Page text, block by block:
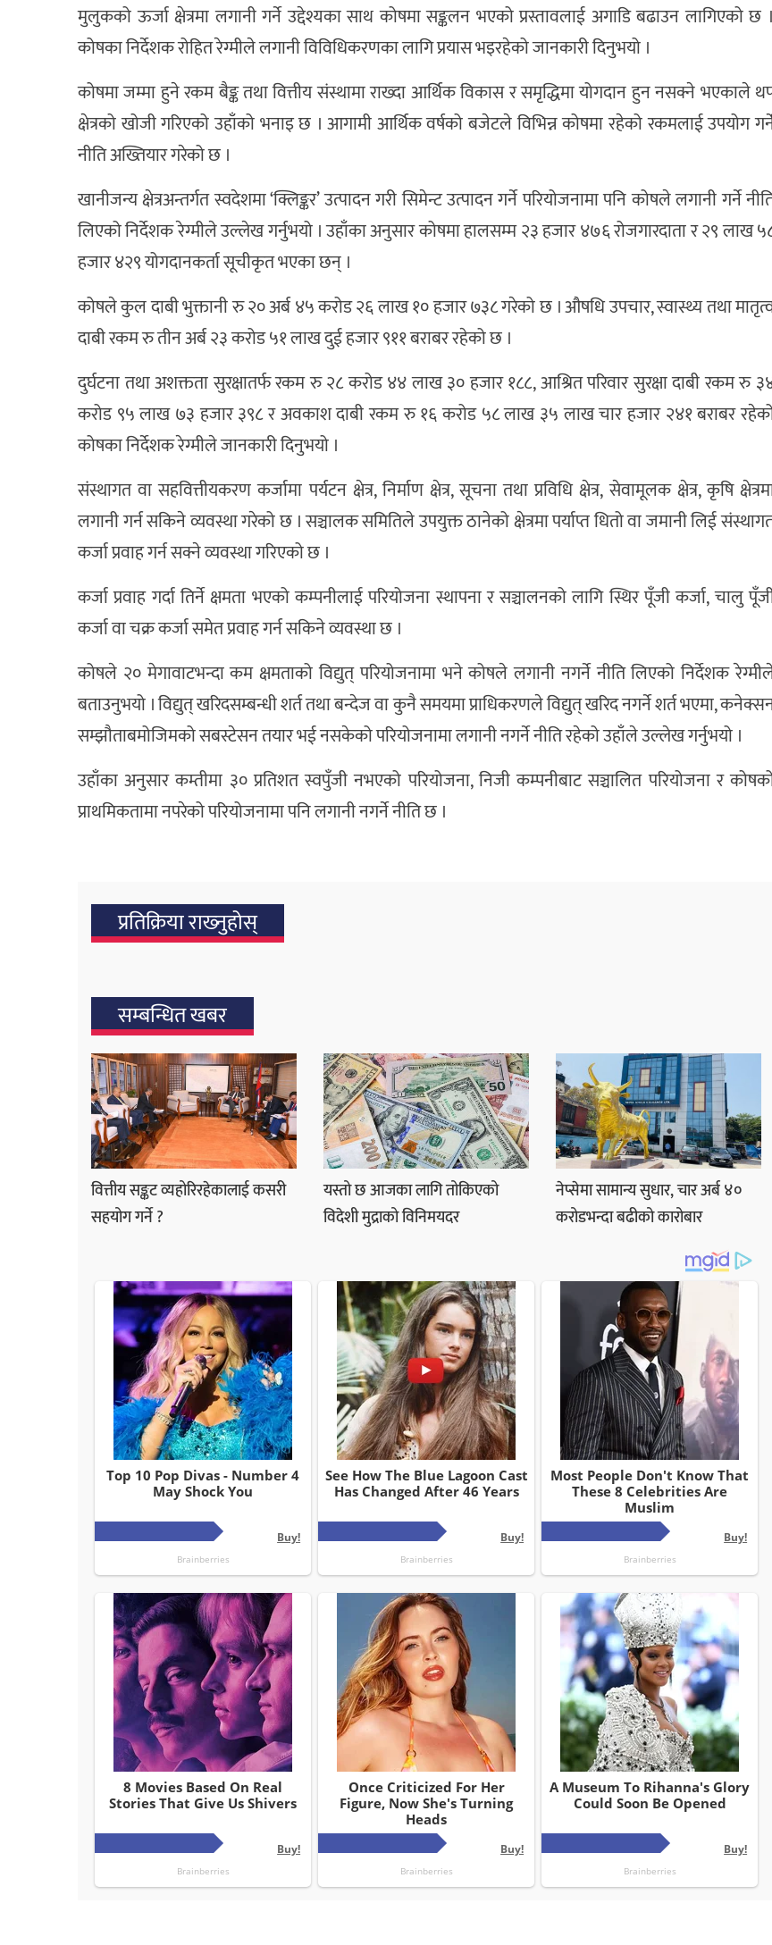
मुलुकको ऊर्जा क्षेत्रमा लगानी गर्ने उद्देश्यका साथ कोषमा सङ्कलन भएको प्रस्तावलाई अगाडि बढाउन लागिएको छ ।
कोषका निर्देशक रोहित रेग्मीले लगानी विविधिकरणका लागि प्रयास भइरहेको जानकारी दिनुभयो ।
कोषमा जम्मा हुने रकम बैङ्क तथा वित्तीय संस्थामा राख्दा आर्थिक विकास र समृद्धिमा योगदान हुन नसक्ने भएकाले
क्षेत्रको खोजी गरिएको उहाँको भनाइ छ । आगामी आर्थिक वर्षको बजेटले विभिन्न कोषमा रहेको रकमलाई उपयोग
नीति अख्तियार गरेको छ ।
खानीजन्य क्षेत्रअन्तर्गत स्वदेशमा ‘क्लिङ्कर’ उत्पादन गरी सिमेन्ट उत्पादन गर्ने परियोजनामा पनि कोषले लगानी गर्ने
लिएको निर्देशक रेग्मीले उल्लेख गर्नुभयो । उहाँका अनुसार कोषमा हालसम्म २३ हजार ४७६ रोजगारदाता र २९ लाख
हजार ४२९ योगदानकर्ता सूचीकृत भएका छन् ।
कोषले कुल दाबी भुक्तानी रु २० अर्ब ४५ करोड २६ लाख १० हजार ७३८ गरेको छ । औषधि उपचार, स्वास्थ्य तथा
दाबी रकम रु तीन अर्ब २३ करोड ५१ लाख दुई हजार ९११ बराबर रहेको छ ।
दुर्घटना तथा अशक्तता सुरक्षातर्फ रकम रु २८ करोड ४४ लाख ३० हजार १८८, आश्रित परिवार सुरक्षा दाबी रकम रु
करोड ९५ लाख ७३ हजार ३९८ र अवकाश दाबी रकम रु १६ करोड ५८ लाख ३५ लाख चार हजार २४१ बराबर
कोषका निर्देशक रेग्मीले जानकारी दिनुभयो ।
संस्थागत वा सहवित्तीयकरण कर्जामा पर्यटन क्षेत्र, निर्माण क्षेत्र, सूचना तथा प्रविधि क्षेत्र, सेवामूलक क्षेत्र, कृषि
लगानी गर्न सकिने व्यवस्था गरेको छ । सञ्चालक समितिले उपयुक्त ठानेको क्षेत्रमा पर्याप्त धितो वा जमानी लिई
कर्जा प्रवाह गर्न सक्ने व्यवस्था गरिएको छ ।
कर्जा प्रवाह गर्दा तिर्ने क्षमता भएको कम्पनीलाई परियोजना स्थापना र सञ्चालनको लागि स्थिर पूँजी कर्जा, चालु
कर्जा वा चक्र कर्जा समेत प्रवाह गर्न सकिने व्यवस्था छ ।
कोषले २० मेगावाटभन्दा कम क्षमताको विद्युत् परियोजनामा भने कोषले लगानी नगर्ने नीति लिएको निर्देशक
बताउनुभयो । विद्युत् खरिदसम्बन्धी शर्त तथा बन्देज वा कुनै समयमा प्राधिकरणले विद्युत् खरिद नगर्ने शर्त भएमा,
सम्झौताबमोजिमको सबस्टेसन तयार भई नसकेको परियोजनामा लगानी नगर्ने नीति रहेको उहाँले उल्लेख गर्नुभयो ।
उहाँका अनुसार कम्तीमा ३० प्रतिशत स्वपुँजी नभएको परियोजना, निजी कम्पनीबाट सञ्चालित परियोजना र
प्राथमिकतामा नपरेको परियोजनामा पनि लगानी नगर्ने नीति छ ।
प्रतिक्रिया राख्‍नुहोस्
सम्बन्धित खबर
वित्तीय सङ्कट व्यहोरिरहेकालाई कसरी
सहयोग गर्ने ?
यस्तो छ आजका लागि तोकिएको
विदेशी मुद्राको विनिमयदर
नेप्सेमा सामान्य सुधार, चार अर्ब ४०
करोडभन्दा बढीको कारोबार